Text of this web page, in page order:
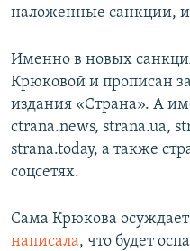
наложенные санкции,
Именно в новых
Крюковой и прописан
издания «Страна». А
ctrana.news, strana.ua,
strana.today, а также
соцсетях.
Сама Крюкова
написала, что будет